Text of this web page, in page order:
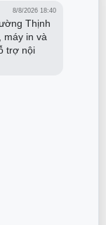
8/8/2026 18:40
Thịnh
máy in và
trợ nội